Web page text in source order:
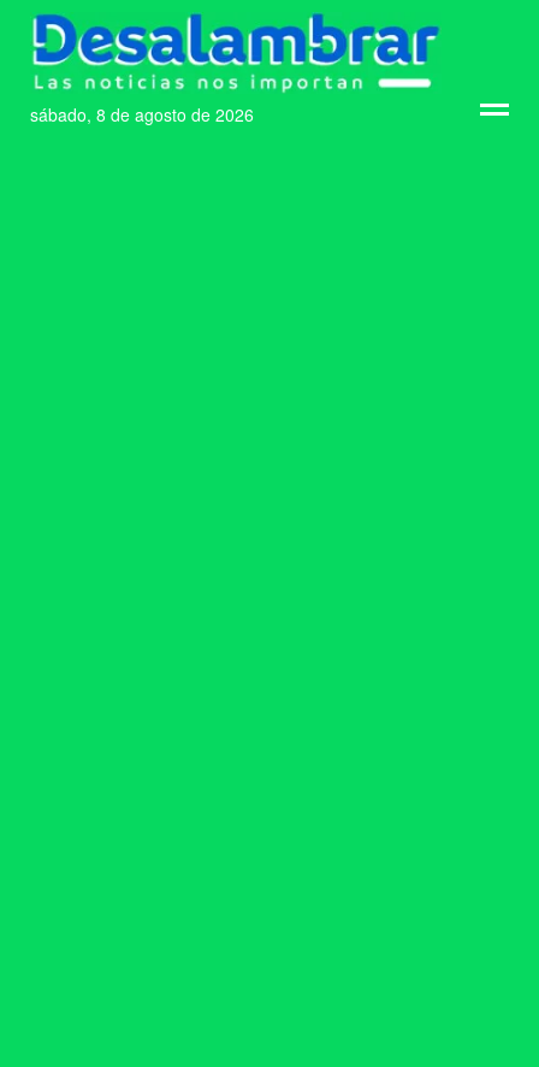
sábado, 8 de agosto de 2026